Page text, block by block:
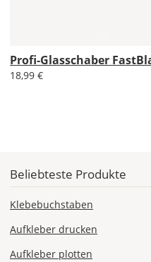
Profi-Glasschaber
18,99 €
Beliebteste Produkte
Klebebuchstaben
Aufkleber drucken
Aufkleber plotten